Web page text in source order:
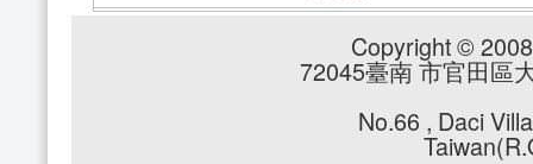
Copyright ©
72045臺南 市官田區
No.66 , Daci